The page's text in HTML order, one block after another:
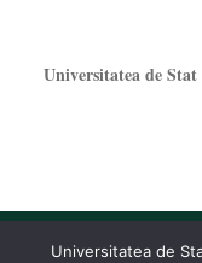
Universitatea de
Universitatea de